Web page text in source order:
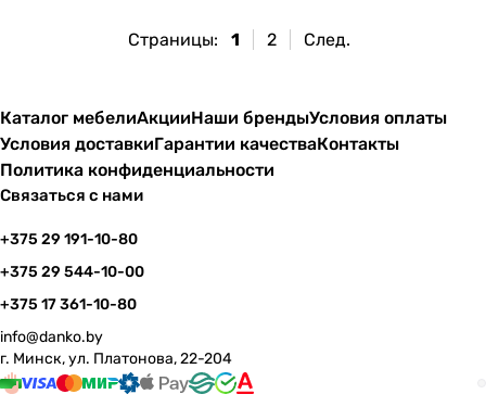
Страницы: 1 2 След.
Каталог мебелиАкцииНаши брендыУсловия оплаты
Условия доставкиГарантии качестваКонтакты
Политика конфиденциальности
Связаться с нами
+375 29 191-10-80
+375 29 544-10-00
+375 17 361-10-80
info@danko.by
г. Минск, ул. Платонова, 22-204